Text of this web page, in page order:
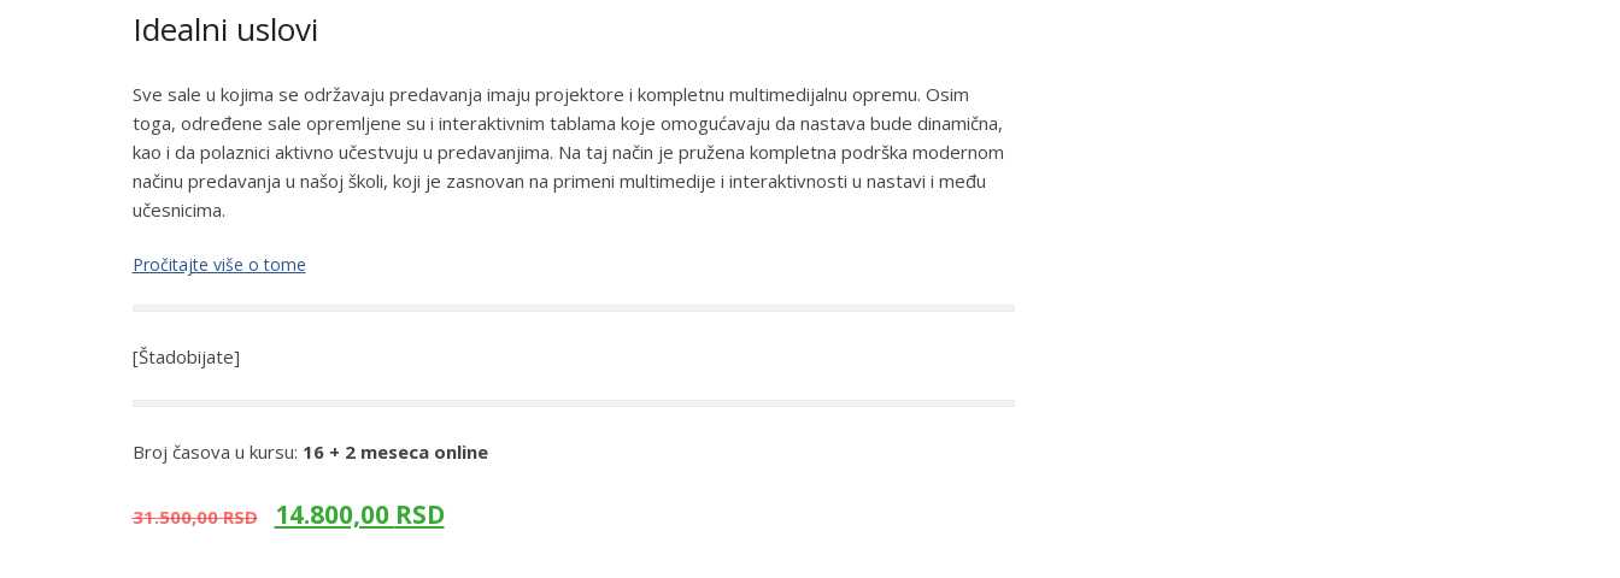
Idealni uslovi
Sve sale u kojima se održavaju predavanja imaju projektore i kompletnu multimedijalnu opremu. Osim
toga, određene sale opremljene su i interaktivnim tablama koje omogućavaju da nastava bude dinamična,
kao i da polaznici aktivno učestvuju u predavanjima. Na taj način je pružena kompletna podrška modernom
načinu predavanja u našoj školi, koji je zasnovan na primeni multimedije i interaktivnosti u nastavi i među
učesnicima.
Pročitajte više o tome
[Štadobijate]
Broj časova u kursu: 16 + 2 meseca online
31.500,00RSD 14.800,00 RSD